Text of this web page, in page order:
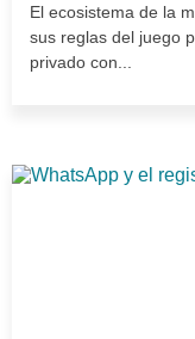
El ecosistema de la
sus reglas del juego
privado con...